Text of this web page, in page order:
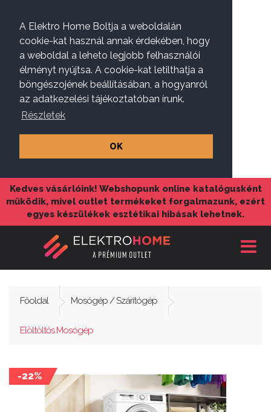
A Elektro Home Boltja a weboldalán
cookie-kat használ annak érdekében, hogy
a weboldal a leheto legjobb felhasználói
élményt nyújtsa. A cookie-kat letilthatja a
böngészojének beállításában, a hogyanról
az adatkezelési tájékoztatóban írunk.
Részletek
OK
Kedves vásárlóink! Webshopunk online katalógusként
működik, mivel outlet termékeket forgalmazunk, ezért
egyes készülékek esztétikai hibásak lehetnek.
Főoldal Mosógép / Szárítógép
Elöltöltős Mosógép
-22%